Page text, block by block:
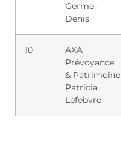
Germe ‑
Denis
10
AXA
Prévoyance
& Patrimoine
Patricia
Lefebvre